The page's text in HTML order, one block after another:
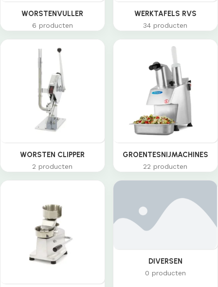
WORSTENVULLER
6 producten
WERKTAFELS RVS
34 producten
WORSTEN CLIPPER
2 producten
GROENTESNIJMACHINES
22 producten
DIVERSEN
0 producten